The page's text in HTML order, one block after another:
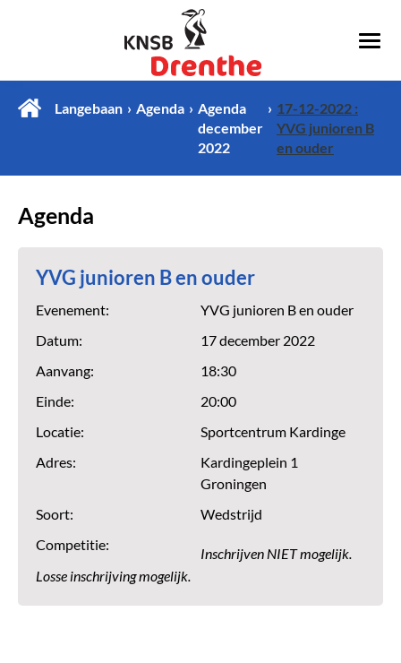
Langebaan Agenda
Agenda
december
2022
17-12-2022 :
YVG junioren B
en ouder
Agenda
YVG junioren B en ouder
Evenement:
YVG junioren B en ouder
Datum:
17 december 2022
Aanvang:
18:30
Einde:
20:00
Locatie:
Sportcentrum Kardinge
Adres:
Kardingeplein 1
Groningen
Soort:
Wedstrijd
Competitie:
Inschrijven NIET mogelijk.
Losse inschrijving mogelijk.